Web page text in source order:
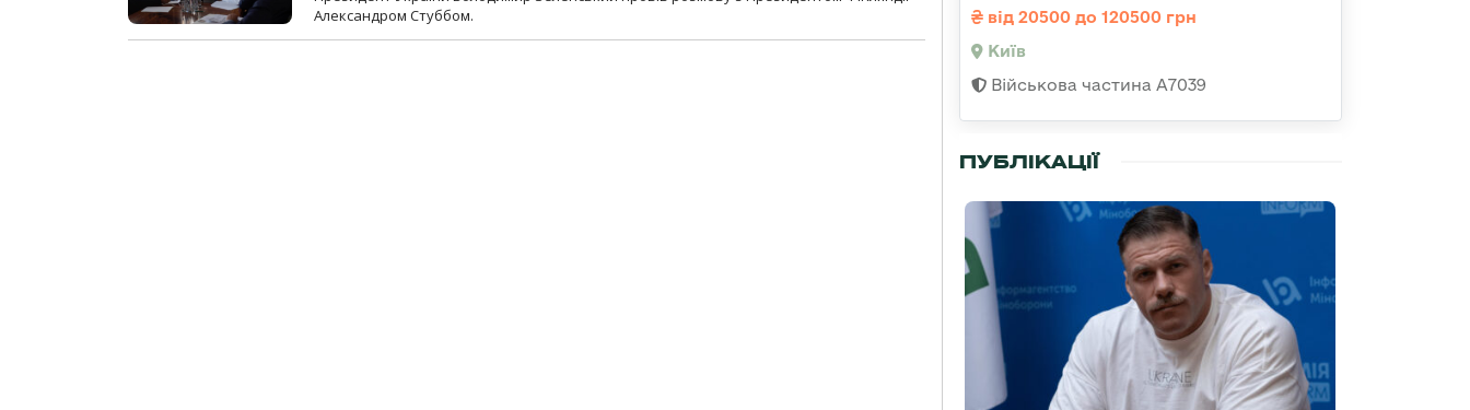
Александром Стуббом.
від 20500 до 120500 грн
Київ
Військова частина А7039
ПУБЛІКАЦІЇ